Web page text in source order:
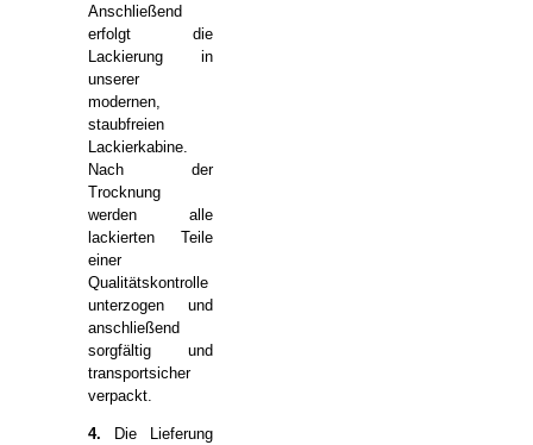
Anschließend
erfolgt die
Lackierung in
unserer
modernen,
staubfreien
Lackierkabine.
Nach der
Trocknung
werden alle
lackierten Teile
einer
Qualitätskontrolle
unterzogen und
anschließend
sorgfältig und
transportsicher
verpackt.
4. Die Lieferung